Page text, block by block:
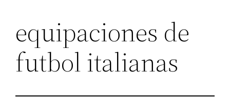
equipaciones de
futbol italianas